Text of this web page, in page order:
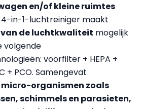
en/of kleine ruimtes
4-in-1-luchtreiniger maakt
de luchtkwaliteit mogelijk
volgende
voorfilter + HEPA +
+ PCO. Samengevat
organismen zoals
schimmels en parasieten,